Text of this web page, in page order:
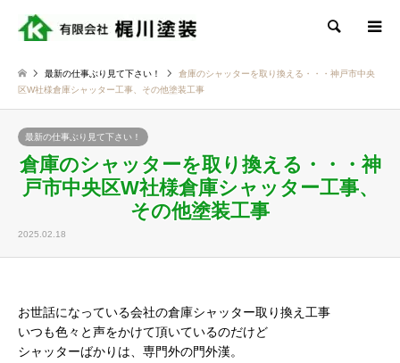
検索
最新の仕事ぶり見て下さい！
倉庫のシャッターを取り換える・・・神戸市中央
区W社様倉庫シャッター工事、その他塗装工事
最新の仕事ぶり見て下さい！
倉庫のシャッターを取り換える・・・神
戸市中央区W社様倉庫シャッター工事、
その他塗装工事
2025.02.18
お世話になっている会社の倉庫シャッター取り換え工事
いつも色々と声をかけて頂いているのだけど
シャッターばかりは、専門外の門外漢。